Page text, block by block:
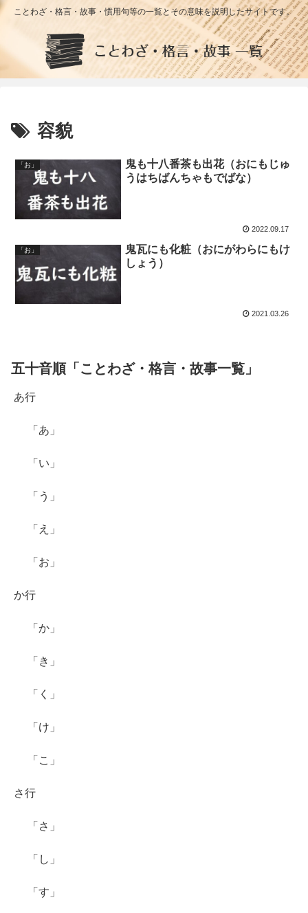
ことわざ・格言・故事・慣用句等の一覧とその意味を説明したサイトです。
容貌
「お」
鬼も十八番茶も出花（おにもじゅ
うはちばんちゃもでばな）
2022.09.17
「お」
鬼瓦にも化粧（おにがわらにもけ
しょう）
2021.03.26
五十音順「ことわざ・格言・故事一覧」
あ行
「あ」
「い」
「う」
「え」
「お」
か行
「か」
「き」
「く」
「け」
「こ」
さ行
「さ」
「し」
「す」